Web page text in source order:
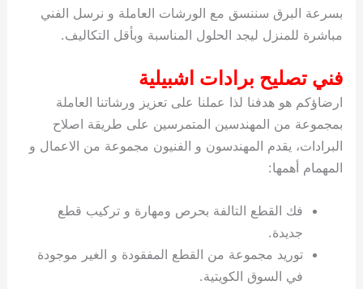
بسرعة البرق سننسق مع الورشات العاملة و نرسل الفني
مباشرة للمنزل ليجد الحلول المناسبة وبأقل التكاليف.
فني تصليح برادات اشبيلية
ارضاؤكم هو هدفنا لذا عملنا على تعزيز ورشاتنا العاملة
بمجموعة من المهندسين المتمرسين على طريقة اصلاح
البرادات، يقدم المهندسون و الفنيون مجموعة من الاعمال و
المهمام أهمها:
فك القطع التالفة بحرص ومهارة و تركيب قطع
جديدة.
توريد مجموعة من القطع المفقودة و الغير موجودة
في السوق الكويتية.